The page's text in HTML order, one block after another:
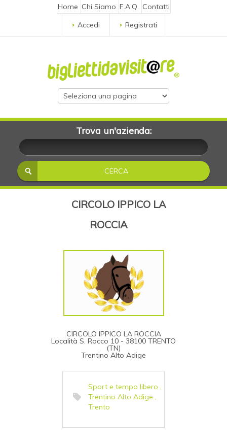
Home Chi Siamo F.A.Q. Contatti
Accedi
Registrati
Trova un'azienda:
CIRCOLO IPPICO LA
ROCCIA
CIRCOLO IPPICO LA ROCCIA
Località S. Rocco 10 - 38100 TRENTO
(TN)
Trentino Alto Adige
Sport e tempo libero ,
Trentino Alto Adige ,
Trento